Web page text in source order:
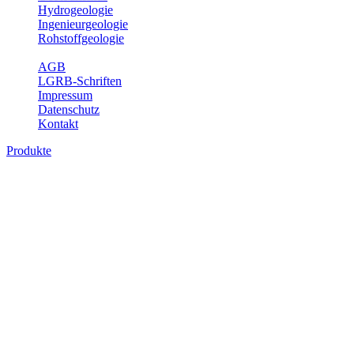
Hydrogeologie
Ingenieurgeologie
Rohstoffgeologie
AGB
LGRB-Schriften
Impressum
Datenschutz
Kontakt
Produkte